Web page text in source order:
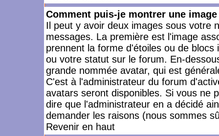
Comment puis-je montrer une
Il peut y avoir deux images sous votre
messages. La première est l'image
prennent la forme d'étoiles ou de
ou votre statut sur le forum. En-
grande nommée avatar, qui est
C'est à l'administrateur du forum
avatars seront disponibles. Si vous ne
dire que l'administrateur en a décidé
demander les raisons (nous sommes
Revenir en haut